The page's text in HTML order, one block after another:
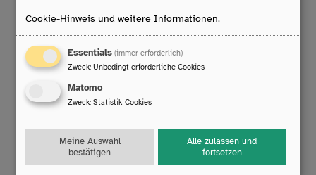
Reparaturservice
Mo. bis Do.: 8:00 – 16:30 Uhr
Fr.: 8:00 – 14:00 Uhr
E:technik@
Kontakt
Cookie-Hinweis und weitere Informationen.
Essentials (immer erforderlich)
Zweck: Unbedingt erforderliche Cookies
Matomo
Zweck: Statistik-Cookies
Meine Auswahl
bestätigen
Alle zulassen und
fortsetzen